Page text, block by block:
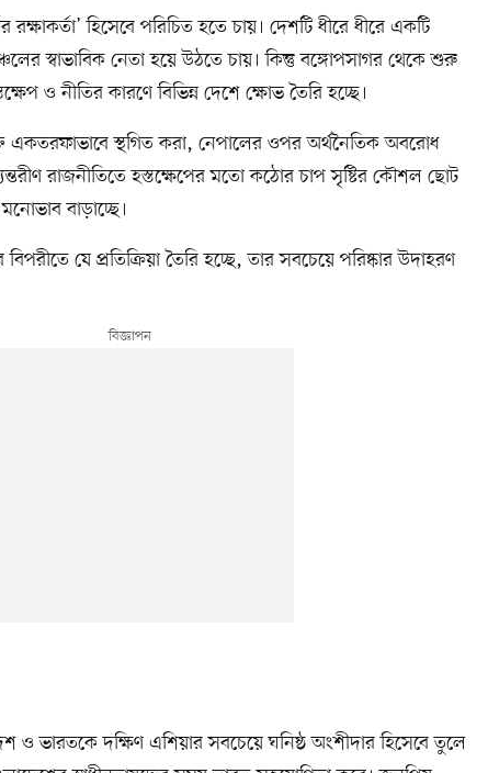
রক্ষাকর্তা’ হিসেবে পরিচিত হতে চায়। দেশটি ধীরে ধীরে একটি
স্বাভাবিক নেতা হয়ে উঠতে চায়। কিন্তু বঙ্গোপসাগর থেকে শুরু
ও নীতির কারণে বিভিন্ন দেশে ক্ষোভ তৈরি হচ্ছে।
একতরফাভাবে স্থগিত করা, নেপালের ওপর অর্থনৈতিক অবরোধ
রাজনীতিতে হস্তক্ষেপের মতো কঠোর চাপ সৃষ্টির কৌশল ছোট
বাড়াচ্ছে।
যে প্রতিক্রিয়া তৈরি হচ্ছে, তার সবচেয়ে পরিষ্কার উদাহরণ
ভারতকে দক্ষিণ এশিয়ার সবচেয়ে ঘনিষ্ঠ অংশীদার হিসেবে তুলে